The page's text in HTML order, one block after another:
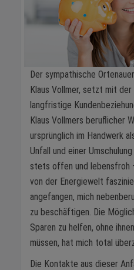
Der sympathische
Klaus Vollmer, setzt mit
langfristige
Klaus Vollmers beruflicher
ursprünglich im Handwerk
Unfall und einer
stets offen und lebensfroh
von der Energiewelt
angefangen, mich
zu beschäftigen. Die
Sparen zu helfen, ohne
müssen, hat mich total
Die Kontakte aus dieser